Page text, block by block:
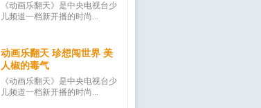
《动画乐翻天》是中央电视台少
儿频道一档新开播的时尚...
动画乐翻天 珍想闯世界 美
人椒的毒气
《动画乐翻天》是中央电视台少
儿频道一档新开播的时尚...